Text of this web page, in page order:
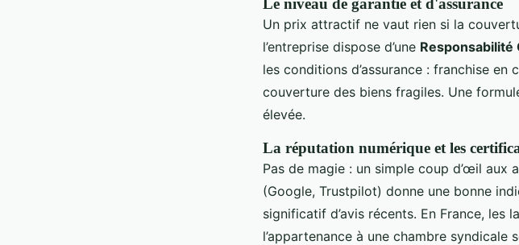
Le niveau de garantie et d'assurance
Un prix attractif ne vaut rien si la
l’entreprise dispose d’une Responsabilité
les conditions d’assurance : franchise en
couverture des biens fragiles. Une
élevée.
La réputation numérique et les
Pas de magie : un simple coup d’œil aux
(Google, Trustpilot) donne une bonne
significatif d’avis récents. En France, les
l’appartenance à une chambre syndicale